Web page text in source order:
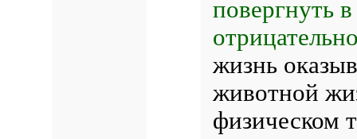
повергнуть
жизнь
животной
физическом